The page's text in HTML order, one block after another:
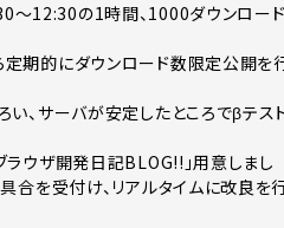
～12:30の1時間、1000ダウンロー
期的にダウンロード数限定公開を
い、サーバが安定したところでβテス
ラウザ開発日記BLOG!!」用意しまし
具合を受付け、リアルタイムに改良を